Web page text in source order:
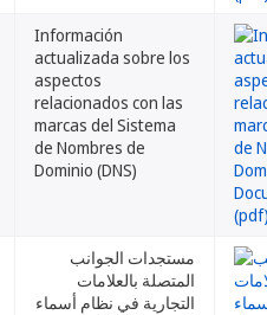
Información
actualizada sobre los
aspectos
relacionados con las
marcas del Sistema
de Nombres de
Dominio (DNS)
مستجدات الجوانب
المتصلة بالعلامات
التجارية في نظام أسماء